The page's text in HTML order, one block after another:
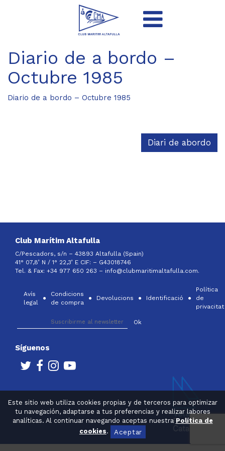
Este sitio web utiliza cookies propias y de terceros para optimizar
tu navegación, adaptarse a tus preferencias y realizar labores
analíticas. Al continuar navegando aceptas nuestra Política de
cookies. Aceptar
Diario de a bordo –
Octubre 1985
Diario de a bordo – Octubre 1985
Diari de abordo
Club Marítim Altafulla
C/Pescadors, s/n – 43893 Altafulla (Spain)
41° 07,8’ N / 1° 22,3’ E CIF: – G43018746
Tel. & Fax: +34 977 650 263 – info@clubmaritimaltafulla.com.
Avís
legal
Condicions
de compra
Devolucions Identificació
Política
de
privacitat
Síguenos